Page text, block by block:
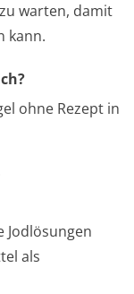
warten, damit
kann.
ohne Rezept in
Jodlösungen
als